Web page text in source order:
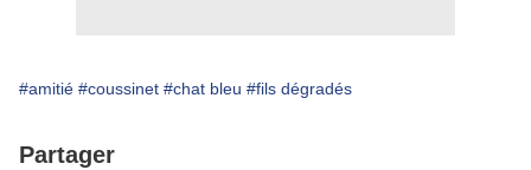
#amitié #coussinet #chat bleu #fils dégradés
Partager